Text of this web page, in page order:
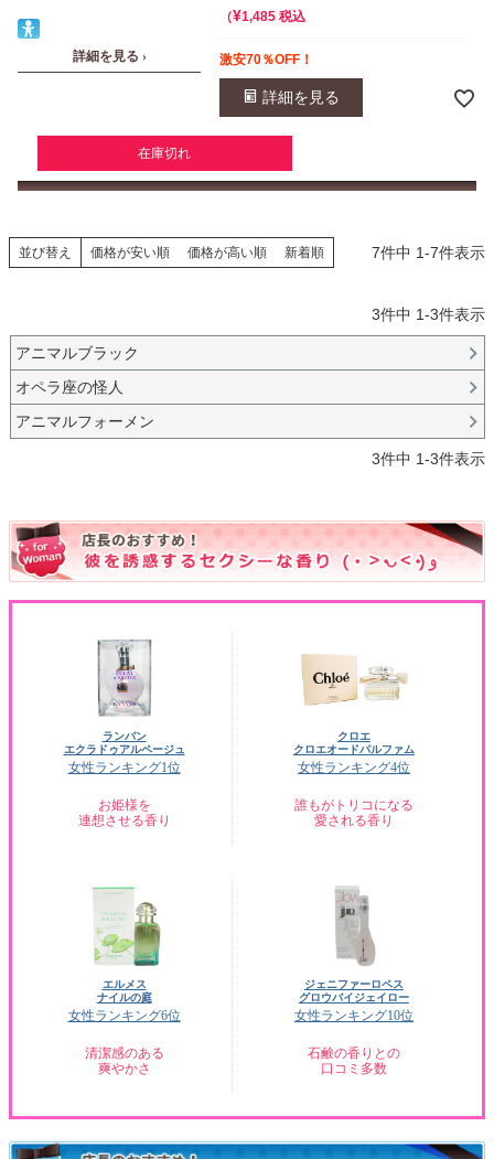
詳細を見る ›
¥1,485 税込
激安70％OFF！
詳細を見る
在庫切れ
並び替え 価格が安い順 価格が高い順 新着順 7件中 1-7件表示
3件中 1-3件表示
アニマルブラック
オペラ座の怪人
アニマルフォーメン
3件中 1-3件表示
ランバン
エクラドゥアルページュ
女性ランキング1位
お姫様を
連想させる香り
クロエ
クロエオードパルファム
女性ランキング4位
誰もがトリコになる
愛される香り
エルメス
ナイルの庭
女性ランキング6位
清潔感のある
爽やかさ
ジェニファーロペス
グロウバイジェイロー
女性ランキング10位
石鹸の香りとの
口コミ多数